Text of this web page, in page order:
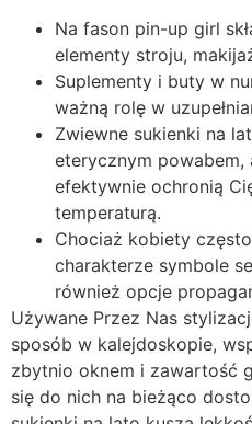
Na fason pin-up girl
elementy stroju,
Suplementy i buty w
ważną rolę w
Zwiewne sukienki na
eterycznym powabem,
efektywnie ochronią
temperaturą.
Chociaż kobiety
charakterze symbole
również opcje
Używane Przez Nas
sposób w kalejdoskopie,
zbytnio oknem i zawartość
się do nich na bieżąco